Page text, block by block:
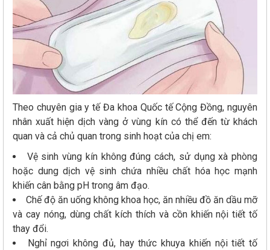
Theo chuyên gia y tế Đa khoa Quốc tế Cộng Đồng, nguyên
nhân xuất hiện dịch vàng ở vùng kín có thể đến từ khách
quan và cả chủ quan trong sinh hoạt của chị em:
Vệ sinh vùng kín không đúng cách, sử dụng xà phòng
hoặc dung dịch vệ sinh chứa nhiều chất hóa học mạnh
khiến cân bằng pH trong âm đạo.
Chế độ ăn uống không khoa học, ăn nhiều đồ ăn dầu mỡ
và cay nóng, dùng chất kích thích và cồn khiến nội tiết tố
thay đổi.
Nghỉ ngơi không đủ, hay thức khuya khiến nội tiết tố